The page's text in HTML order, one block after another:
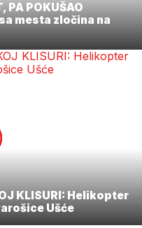
PA POKUŠAO
mesta zločina na
KLISURI: Helikopter
Ušće